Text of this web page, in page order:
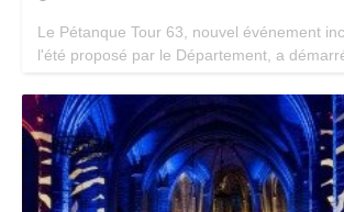
Le Pétanque Tour 63, nouvel événement
l'été proposé par le Département, a
ce succès, le camion du Département
Pétanque Tour 63 et vous donne déjà
prochaines étapes de cette semaine : à
à Riom samedi.